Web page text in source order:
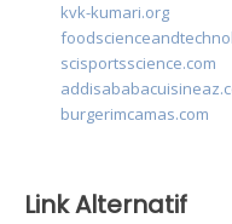
kvk-kumari.org
scisportsscience.com
burgerimcamas.com
Link Alternatif